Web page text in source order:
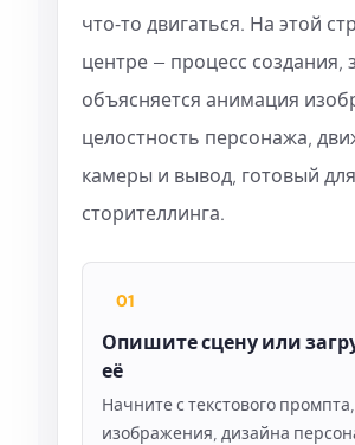
что‑то двигаться. На этой
центре — процесс создания,
объясняется анимация
целостность персонажа,
камеры и вывод, готовый для
сторителлинга.
01
Опишите сцену или
её
Начните с текстового промпта,
изображения, дизайна